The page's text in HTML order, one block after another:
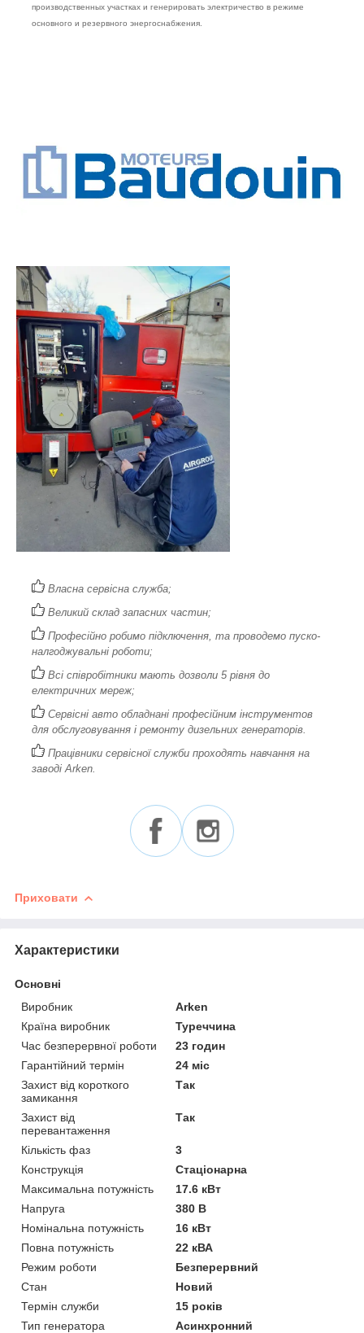
производственных участках и генерировать электричество в режиме
основного и резервного энергоснабжения.
Власна сервісна служба;
Великий склад запасних частин;
Професійно робимо підключення, та проводемо пуско-
налгоджувальні роботи;
Всі співробітники мають дозволи 5 рівня до
електричних мереж;
Сервісні авто обладнані професійним інструментов
для обслуговування і ремонту дизельних генераторів.
Працівники сервісної служби проходять навчання на
заводі Arken.
Приховати
Характеристики
Основні
Виробник
Arken
Країна виробник
Туреччина
Час безперервної роботи
23 годин
Гарантійний термін
24 міс
Захист від короткого
замикання
Так
Захист від
перевантаження
Так
Кількість фаз
3
Конструкція
Стаціонарна
Максимальна потужність
17.6 кВт
Напруга
380 В
Номінальна потужність
16 кВт
Повна потужність
22 кВА
Режим роботи
Безперервний
Стан
Новий
Термін служби
15 років
Тип генератора
Асинхронний